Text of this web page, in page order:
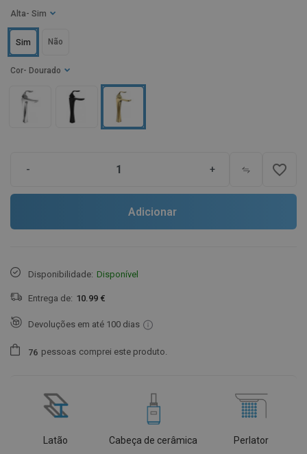
Cor - Dourado
Alta - Sim
Sim Não
- + favorite_border
Adicionar
Disponibilidade: Disponível
Entrega de: 10.99 €
Devoluções em até 100 dias
76 pessoas comprei este produto.
Latão Cabeça de cerâmica Perlator